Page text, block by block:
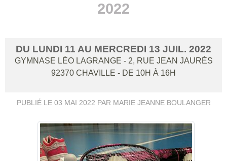
2022
DU LUNDI 11 AU MERCREDI 13 JUIL. 2022
GYMNASE LÉO LAGRANGE - 2, RUE JEAN JAURÈS
92370 CHAVILLE - DE 10H À 16H
PUBLIÉ LE 03 MAI 2022 PAR MARIE JEANNE BOULANGER